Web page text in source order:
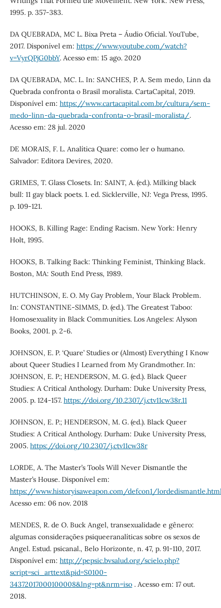
1995. p. 357-383.
DA QUEBRADA, MC L. Bixa Preta – Áudio Oficial. YouTube,
2017. Disponível em: https://www.youtube.com/watch?
v=VyrQPjG0bbY. Acesso em: 15 ago. 2020
DA QUEBRADA, MC. L. In: SANCHES, P. A. Sem medo, Linn da
Quebrada confronta o Brasil moralista. CartaCapital, 2019.
Disponível em: https://www.cartacapital.com.br/cultura/sem-
medo-linn-da-quebrada-confronta-o-brasil-moralista/.
Acesso em: 28 jul. 2020
DE MORAIS, F. L. Analítica Quare: como ler o humano.
Salvador: Editora Devires, 2020.
GRIMES, T. Glass Closets. In: SAINT, A. (ed.). Milking black
bull: 11 gay black poets. 1. ed. Sicklerville, NJ: Vega Press, 1995.
p. 109-121.
HOOKS, B. Killing Rage: Ending Racism. New York: Henry
Holt, 1995.
HOOKS, B. Talking Back: Thinking Feminist, Thinking Black.
Boston, MA: South End Press, 1989.
HUTCHINSON, E. O. My Gay Problem, Your Black Problem.
In: CONSTANTINE-SIMMS, D. (ed.). The Greatest Taboo:
Homosexuality in Black Communities. Los Angeles: Alyson
Books, 2001. p. 2-6.
JOHNSON, E. P. ‘Quare’ Studies or (Almost) Everything I Know
about Queer Studies I Learned from My Grandmother. In:
JOHNSON, E. P.; HENDERSON, M. G. (ed.). Black Queer
Studies: A Critical Anthology. Durham: Duke University Press,
2005. p. 124-157. https://doi.org/10.2307/j.ctv11cw38r.11
JOHNSON, E. P.; HENDERSON, M. G. (ed.). Black Queer
Studies: A Critical Anthology. Durham: Duke University Press,
2005. https://doi.org/10.2307/j.ctv11cw38r
LORDE, A. The Master’s Tools Will Never Dismantle the
Master’s House. Disponível em:
https://www.historyisaweapon.com/defcon1/
Acesso em: 06 nov. 2018
MENDES, R. de O. Buck Angel, transexualidade e gênero:
algumas considerações psiqueeranalíticas sobre os sexos de
Angel. Estud. psicanal., Belo Horizonte, n. 47, p. 91-110, 2017.
Disponível em: http://pepsic.bvsalud.org/scielo.php?
script=sci_arttext&pid=S0100-
34372017000100008&lng=pt&nrm=iso. Acesso em: 17 out.
2018.